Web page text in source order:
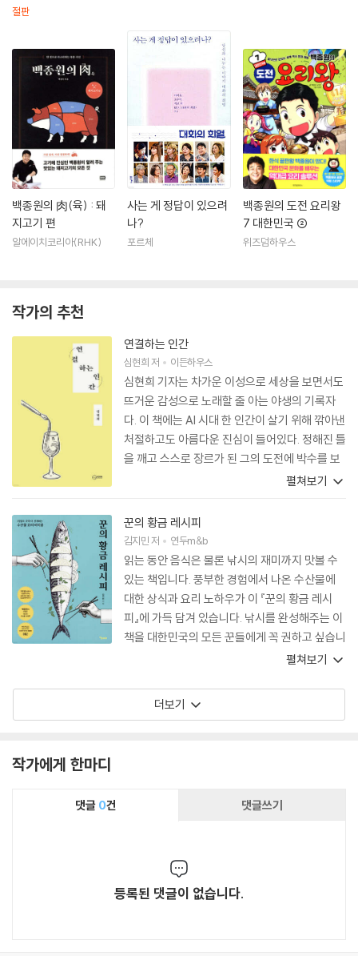
절판
백종원의 肉(육) : 돼
지고기 편
알에이치코리아(RHK)
사는 게 정답이 있으려
나?
포르체
백종원의 도전 요리왕
7 대한민국 ②
위즈덤하우스
작가의 추천
연결하는 인간
심현희저 이든하우스
심현희 기자는 차가운 이성으로 세상을 보면서도
뜨거운 감성으로 노래할 줄 아는 야생의 기록자
다. 이 책에는 AI 시대 한 인간이 살기 위해 깎아낸
처절하고도 아름다운 진심이 들어있다. 정해진 틀
을 깨고 스스로 장르가 된 그의 도전에 박수를 보
내며, 자기 삶의 주인이 되고 싶은 이들에게 일독
펼쳐보기
꾼의 황금 레시피
김지민저 연두m&b
읽는 동안 음식은 물론 낚시의 재미까지 맛볼 수
있는 책입니다. 풍부한 경험에서 나온 수산물에
대한 상식과 요리 노하우가 이 『꾼의 황금 레시
피』에 가득 담겨 있습니다. 낚시를 완성해주는 이
책을 대한민국의 모든 꾼들에게 꼭 권하고 싶습니
펼쳐보기
더보기
작가에게 한마디
댓글 0건 댓글쓰기
등록된 댓글이 없습니다.